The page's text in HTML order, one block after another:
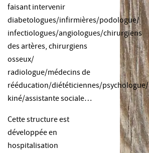
faisant intervenir
diabetologues/infirmières/podologue/
infectiologues/angiologues/chirurgiens
des artères, chirurgiens
osseux/
radiologue/médecins de
rééducation/diététiciennes/psychologue/
kiné/assistante sociale…
Cette structure est
développée en
hospitalisation